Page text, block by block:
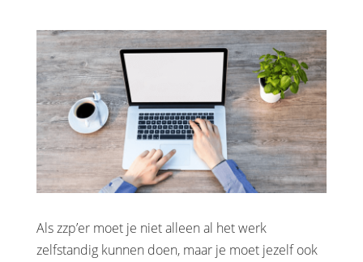
Als zzp’er moet je niet alleen al het werk
zelfstandig kunnen doen, maar je moet jezelf ook